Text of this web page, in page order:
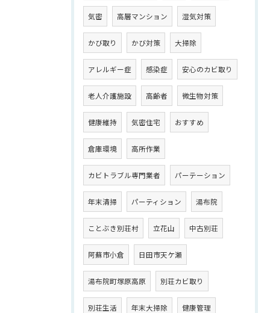
気密 高層マンション 湿気対策
かび取り かび対策 大掃除
アレルギー症 感染症 安心のカビ取り
老人介護施設 高齢者 微生物対策
健康維持 気密住宅 おすすめ
倉庫環境 高所作業
カビトラブル専門業者 パーテーション
年末清掃 パーティション 湯布院
ことぶき別荘村 立花山 中古別荘
阿蘇市小倉 日田市天ケ瀬
湯布院町塚原高原 別荘カビ取り
別荘生活 年末大掃除 健康管理